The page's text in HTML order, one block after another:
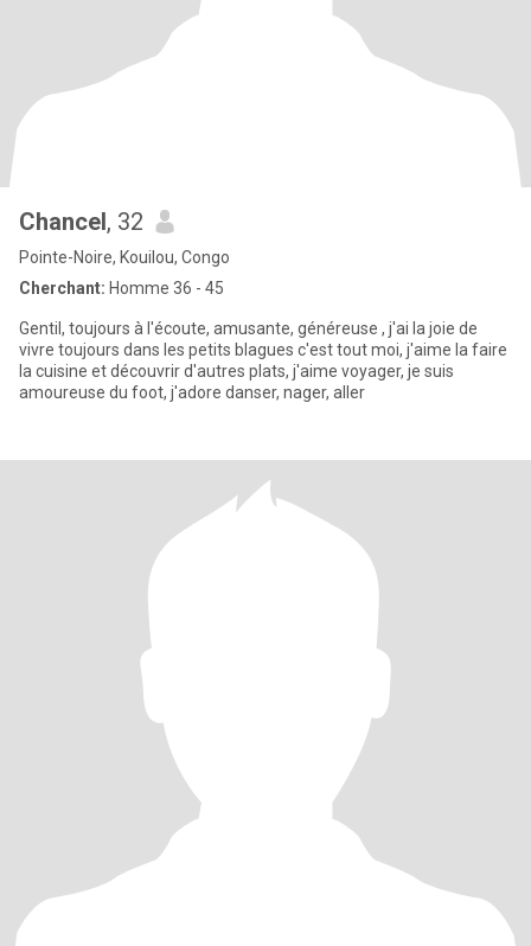
Chancel, 32
Pointe-Noire, Kouilou, Congo
Cherchant: Homme 36 - 45
Gentil, toujours à l'écoute, amusante, généreuse , j'ai la joie de
vivre toujours dans les petits blagues c'est tout moi, j'aime la faire
la cuisine et découvrir d'autres plats, j'aime voyager, je suis
amoureuse du foot, j'adore danser, nager, aller